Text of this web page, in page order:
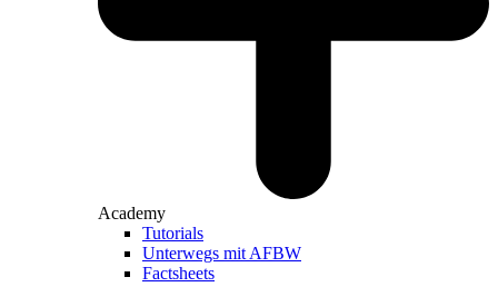
Academy
Tutorials
Unterwegs mit AFBW
Factsheets